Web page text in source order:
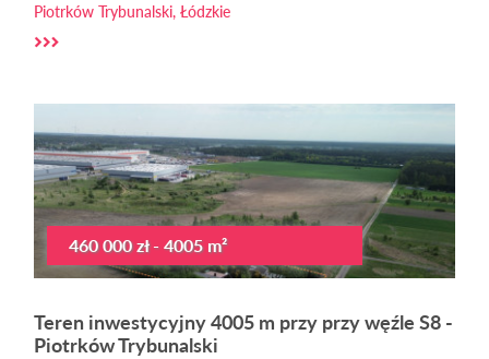
Piotrków Trybunalski, Łódzkie
460 000 zł - 4005 m²
Teren inwestycyjny 4005 m przy przy węźle S8 -
Piotrków Trybunalski